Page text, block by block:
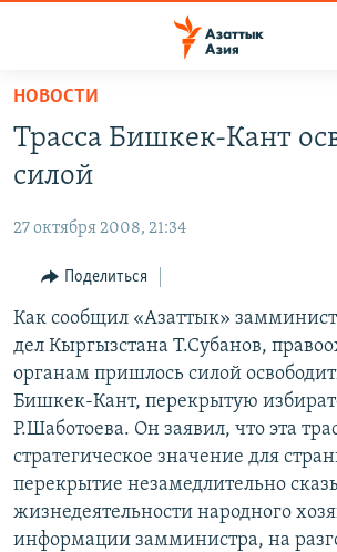
Вернуться
основному
содержанию
навигации
Вернутся
поиску
УЗБЕКИСТАН
ТАДЖИКИСТАН
НОВОСТИ
НА ДРУГИХ ЯЗЫКАХ
ҚАЗАҚША
КЫРГЫЗЧА
ЎЗБЕКЧА
ТОҶИКӢ
TÜRKMENÇE
Все сайты РСЕ/РС
НОВОСТИ
Трасса Бишкек-Кант
силой
27 октября 2008, 21:34
Поделиться
Как сообщил «Азаттык»
дел Кыргызстана Т.Субанов,
органам пришлось силой
Бишкек-Кант, перекрытую
Р.Шаботоева. Он заявил, что эта
стратегическое значение для
перекрытие незамедлительно
жизнедеятельности народного
информации замминистра, на